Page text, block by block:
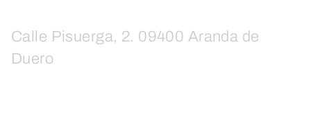
Calle Pisuerga, 2. 09400 Aranda de
Duero